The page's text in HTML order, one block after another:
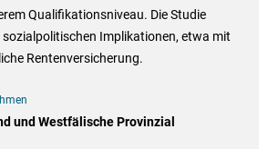
Qualifikationsniveau. Die Studie
sozialpolitischen Implikationen, etwa mit
Rentenversicherung.
und Westfälische Provinzial